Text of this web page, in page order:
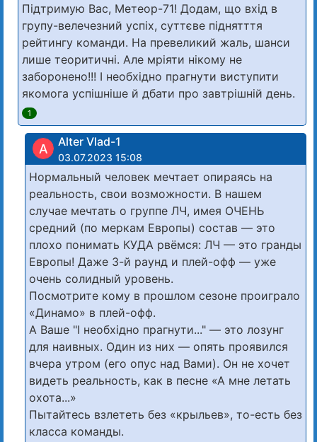
Підтримую Вас, Метеор-71! Додам, що вхід в
групу-велечезний успіх, суттєве піднятття
рейтингу команди. На превеликий жаль, шанси
лише теоритичні. Але мріяти нікому не
заборонено!!! І необхідно прагнути виступити
якомога успішніше й дбати про завтрішній день.
1
A Alter Vlad-1
03.07.2023 15:08
Нормальный человек мечтает опираясь на
реальность, свои возможности. В нашем
случае мечтать о группе ЛЧ, имея ОЧЕНЬ
средний (по меркам Европы) состав — это
плохо понимать КУДА рвёмся: ЛЧ — это гранды
Европы! Даже 3-й раунд и плей-офф — уже
очень солидный уровень.
Посмотрите кому в прошлом сезоне проиграло
«Динамо» в плей-офф.
А Ваше "І необхідно прагнути..." — это лозунг
для наивных. Один из них — опять проявился
вчера утром (его опус над Вами). Он не хочет
видеть реальность, как в песне «А мне летать
охота...»
Пытайтесь взлететь без «крыльев», то-есть без
класса команды.